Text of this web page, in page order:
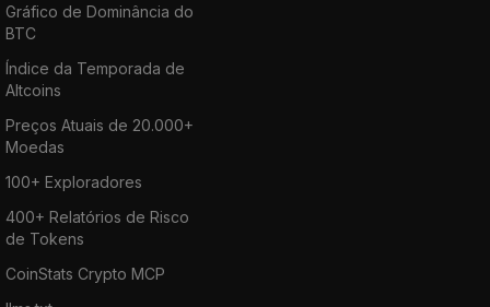
Gráfico de Dominância do
BTC
Índice da Temporada de
Altcoins
Preços Atuais de 20.000+
Moedas
100+ Exploradores
400+ Relatórios de Risco
de Tokens
CoinStats Crypto MCP